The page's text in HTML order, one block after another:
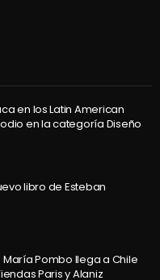
en los Latin American
en la categoría Diseño
libro de Esteban
María Pombo llega a Chile
Paris y Alaniz